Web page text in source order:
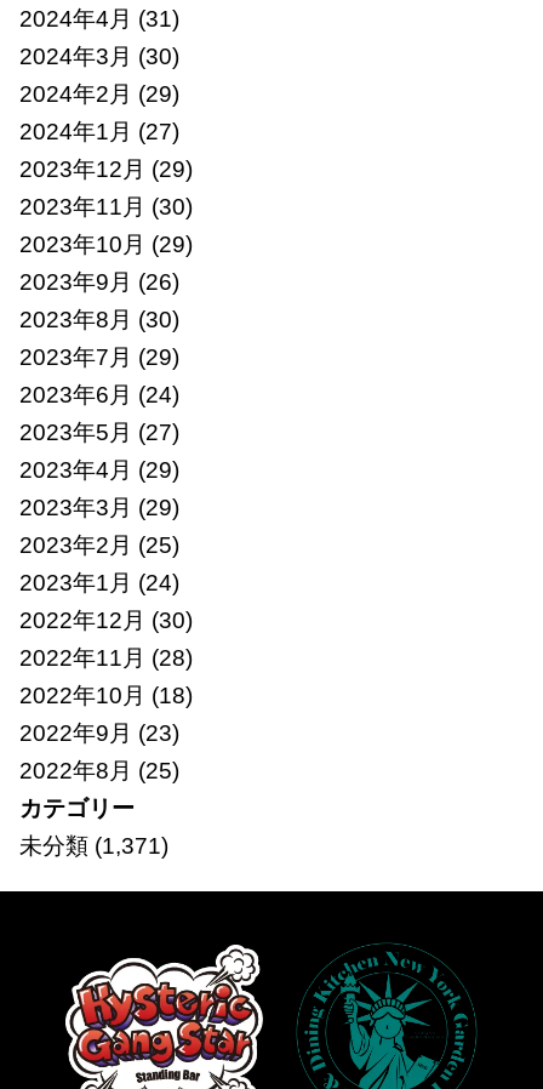
2024年4月 (31)
2024年3月 (30)
2024年2月 (29)
2024年1月 (27)
2023年12月 (29)
2023年11月 (30)
2023年10月 (29)
2023年9月 (26)
2023年8月 (30)
2023年7月 (29)
2023年6月 (24)
2023年5月 (27)
2023年4月 (29)
2023年3月 (29)
2023年2月 (25)
2023年1月 (24)
2022年12月 (30)
2022年11月 (28)
2022年10月 (18)
2022年9月 (23)
2022年8月 (25)
カテゴリー
未分類(1,371)